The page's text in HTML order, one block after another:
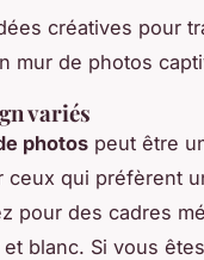
créatives pour
mur de photos
variés
photos peut être
ceux qui préfèrent
pour des cadres
blanc. Si vous